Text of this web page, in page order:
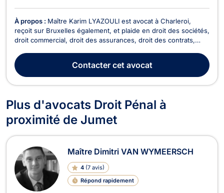
À propos : Maître Karim LYAZOULI est avocat à Charleroi,
reçoit sur Bruxelles également, et plaide en droit des sociétés,
droit commercial, droit des assurances, droit des contrats,
accompagne lors de la création et la vie de la société (choix
de la structure, apports...
Contactercet avocat
Plus d'avocats Droit Pénal à
proximité de Jumet
Maître Dimitri VAN WYMEERSCH
4 (7 avis)
Répond rapidement